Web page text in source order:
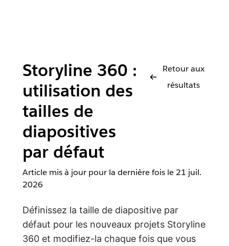
Storyline 360 :
utilisation des
tailles de
diapositives
par défaut
Retour aux
résultats
Article mis à jour pour la dernière fois le 21 juil.
2026
Définissez la taille de diapositive par
défaut pour les nouveaux projets Storyline
360 et modifiez-la chaque fois que vous